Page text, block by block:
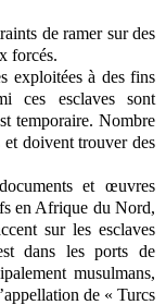
de ramer sur des
forcés.
exploitées à des fins
ces esclaves sont
temporaire. Nombre
et doivent trouver des
et œuvres
en Afrique du Nord,
sur les esclaves
dans les ports de
musulmans,
de « Turcs